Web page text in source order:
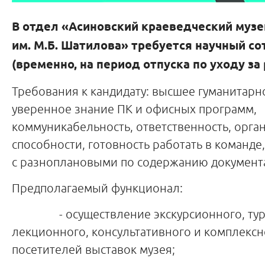
В отдел «Асиновский краеведческий
им. М.Б. Шатилова» требуется научный
(временно, на период отпуска по уходу
Требования к кандидату: высшее
уверенное знание ПК и офисных программ,
коммуникабельность, ответственность,
способности, готовность работать в
с разноплановыми по содержанию
Предполагаемый функционал:
- осуществление экскурсионного,
лекционного, консультативного и
посетителей выставок музея;